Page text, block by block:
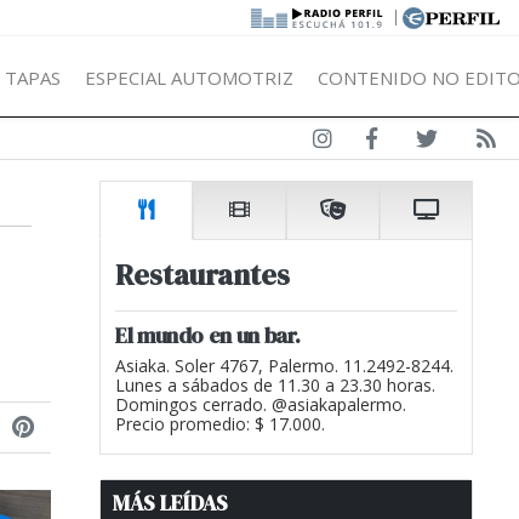
|
TAPAS ESPECIAL AUTOMOTRIZ CONTENIDO NO
Restaurantes
El mundo en un bar.
Asiaka. Soler 4767, Palermo. 11.2492-8244.
Lunes a sábados de 11.30 a 23.30 horas.
Domingos cerrado. @asiakapalermo.
Precio promedio: $ 17.000.
MÁS LEÍDAS